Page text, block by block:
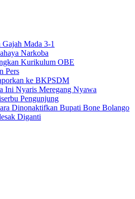
Mada 3-1
Narkoba
Kurikulum OBE
Pers
ke BKPSDM
Ini Nyaris Meregang Nyawa
Pengunjung
Dinonaktifkan Bupati Bone Bolango
Diganti